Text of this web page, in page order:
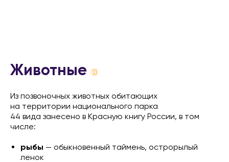
Животные ➉
Из позвоночных животных обитающих
на территории национального парка
44 вида занесено в Красную книгу России, в том
числе:
рыбы — обыкновенный таймень, острорылый
ленок